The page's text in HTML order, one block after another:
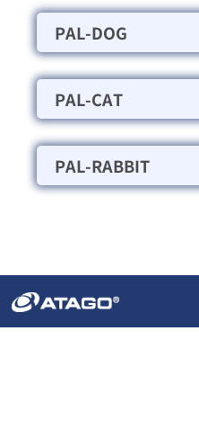
PAL-DOG
PAL-CAT
PAL-RABBIT